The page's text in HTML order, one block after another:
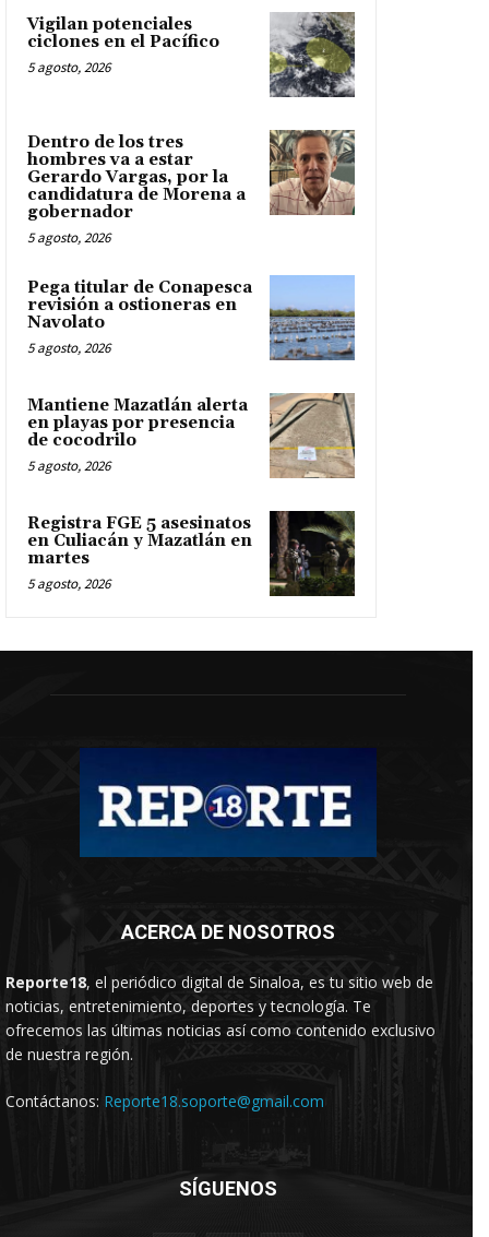
Vigilan potenciales
ciclones en el Pacífico
5 agosto, 2026
Dentro de los tres
hombres va a estar
Gerardo Vargas, por la
candidatura de Morena a
gobernador
5 agosto, 2026
Pega titular de Conapesca
revisión a ostioneras en
Navolato
5 agosto, 2026
Mantiene Mazatlán alerta
en playas por presencia
de cocodrilo
5 agosto, 2026
Registra FGE 5 asesinatos
en Culiacán y Mazatlán en
martes
5 agosto, 2026
ACERCA DE NOSOTROS
Reporte18, el periódico digital de Sinaloa, es tu sitio web de
noticias, entretenimiento, deportes y tecnología. Te
ofrecemos las últimas noticias así como contenido exclusivo
de nuestra región.
Contáctanos: Reporte18.soporte@gmail.com
SÍGUENOS